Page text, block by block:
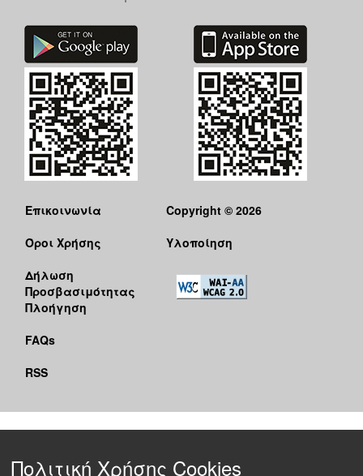
Επικοινωνία
Όροι Χρήσης
Δήλωση
Προσβασιμότητας
Πλοήγηση
FAQs
RSS
Copyright © 2026
Υλοποίηση
Πολιτική Χρήσης Cookies